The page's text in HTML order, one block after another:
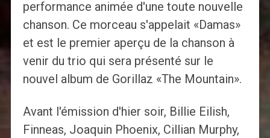
performance animée d'une toute nouvelle
chanson. Ce morceau s'appelait «Damas»
et est le premier aperçu de la chanson à
venir du trio qui sera présenté sur le
nouvel album de Gorillaz «The Mountain».
Avant l'émission d'hier soir, Billie Eilish,
Finneas, Joaquin Phoenix, Cillian Murphy,